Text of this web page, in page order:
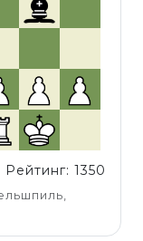
Рейтинг: 1350